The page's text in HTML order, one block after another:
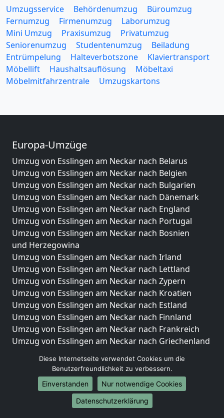
Umzugsservice Behördenumzug
Büroumzug
Fernumzug
Firmenumzug
Laborumzug
Mini Umzug
Praxisumzug
Privatumzug
Seniorenumzug
Studentenumzug
Beiladung
Entrümpelung
Halteverbotszone
Klaviertransport
Möbellift
Haushaltsauflösung
Möbeltaxi
Möbelmitfahrzentrale
Umzugskartons
Europa-Umzüge
Umzug von Esslingen am Neckar nach Belarus
Umzug von Esslingen am Neckar nach Belgien
Umzug von Esslingen am Neckar nach Bulgarien
Umzug von Esslingen am Neckar nach Dänemark
Umzug von Esslingen am Neckar nach England
Umzug von Esslingen am Neckar nach Portugal
Umzug von Esslingen am Neckar nach Bosnien
und Herzegowina
Umzug von Esslingen am Neckar nach Irland
Umzug von Esslingen am Neckar nach Lettland
Umzug von Esslingen am Neckar nach Zypern
Umzug von Esslingen am Neckar nach Kroatien
Umzug von Esslingen am Neckar nach Estland
Umzug von Esslingen am Neckar nach Finnland
Umzug von Esslingen am Neckar nach Frankreich
Umzug von Esslingen am Neckar nach Griechenland
Umzug von Esslingen am Neckar nach Liechtenstein
Umzug von Esslingen am Neckar nach Luxemburg
Umzug von Esslingen am Neckar nach Niederlande
Umzug von Esslingen am Neckar nach Norwegen
Diese Internetseite verwendet Cookies um die
Benutzerfreundlichkeit zu verbessern.
Einverstanden
Nur notwendige Cookies
Datenschutzerklärung